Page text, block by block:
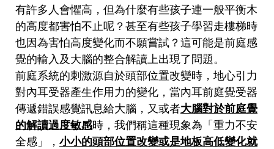
有許多人會懼高，但為什麼有些孩子連一般平衡木
的高度都害怕不止呢？甚至有些孩子學習走樓梯時
也因為害怕高度變化而不願嘗試？這可能是前庭感
覺的輸入及大腦的整合解讀上出現了問題。
前庭系統的刺激源自於頭部位置改變時，地心引力
對內耳受器產生作用力的變化，當內耳前庭覺受器
傳遞錯誤感覺訊息給大腦，又或者大腦對於前庭覺
的解讀過度敏感時，我們稱這種現象為「重力不安
全感」， 小小的頭部位置改變或是地板高低變化就